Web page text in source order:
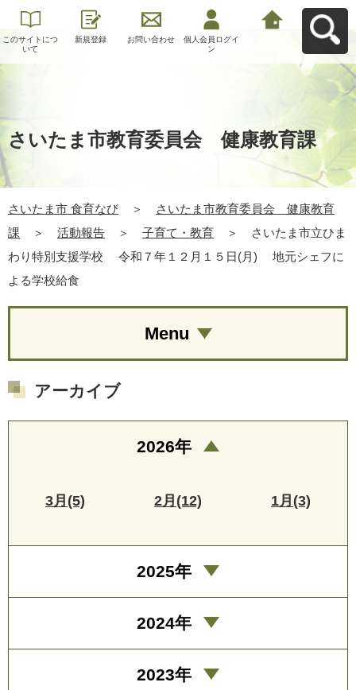
このサイトにつ
いて
新規登録 お問い合わせ
個人会員ログイ
ン
さいたま市教育委員会 健康教育課
さいたま市 食育なび ＞
さいたま市教育委員会 健康教育
課
＞ 活動報告 ＞ 子育て・教育 ＞
さいたま市立ひま
わり特別支援学校 令和７年１２月１５日(月) 地元シェフに
よる学校給食
Menu
アーカイブ
2026年
3月(5) 2月(12) 1月(3)
2025年
2024年
2023年